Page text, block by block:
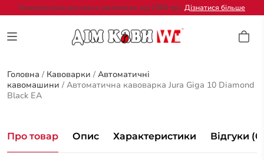
Безкоштовна доставка замовлень від 2000 грн. Дізнатися більше
Головна / Кавоварки / Автоматичні
кавомашини / Автоматична кавоварка Jura Giga 10 Diamond
Black EA
Про товар Опис Характеристики Відгуки